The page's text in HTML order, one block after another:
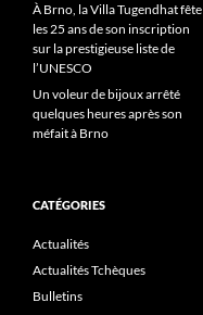
À Brno, la Villa Tugendhat fête
les 25 ans de son inscription
sur la prestigieuse liste de
l’UNESCO
Un voleur de bijoux arrêté
quelques heures après son
méfait à Brno
CATÉGORIES
Actualités
Actualités Tchèques
Bulletins